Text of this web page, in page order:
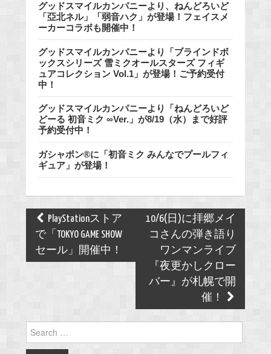
グッドスマイルカンパニーより、ねんどろいど
「亞北ネル」「弱音ハク」が登場！フェイスメ
ーカーコラボも開催中！
グッドスマイルカンパニーより「ブラインドボ
ックスシリーズ 雪ミクオールスターズ フィギ
ュアコレクション Vol.1」が登場！ご予約受付
中！
グッドスマイルカンパニーより「ねんどろいど
どーる 初音ミク ∞Ver.」が8/19（水）まで好評
予約受付中！
ガシャポン®に「初音ミク みんなでプールフィ
ギュア」が登場！
Post
navigation
PlayStationストア
で「TOKYO GAME SHOW
セール」開催中！
10/6(日)に拝郷メイ
コさんの弾き語り
ワンマンライブ
『夜更かしクロー
バー』が札幌で開
催！
Search
for: